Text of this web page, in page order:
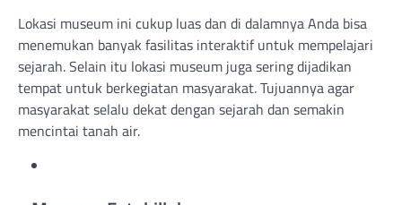
Lokasi museum ini cukup luas dan di dalamnya Anda bisa
menemukan banyak fasilitas interaktif untuk mempelajari
sejarah. Selain itu lokasi museum juga sering dijadikan
tempat untuk berkegiatan masyarakat. Tujuannya agar
masyarakat selalu dekat dengan sejarah dan semakin
mencintai tanah air.